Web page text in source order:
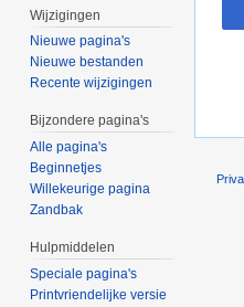
Wijzigingen
Nieuwe pagina's
Nieuwe bestanden
Recente wijzigingen
Bijzondere pagina's
Alle pagina's
Beginnetjes
Willekeurige pagina
Zandbak
Hulpmiddelen
Speciale pagina's
Printvriendelijke versie